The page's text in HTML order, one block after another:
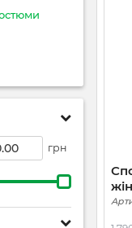
грн